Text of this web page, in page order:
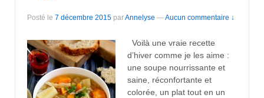
Posté le 7 décembre 2015 parAnnelyse —Aucun commentaire ↓
Voilà une vraie recette
d’hiver comme je les aime :
une soupe nourrissante et
saine, réconfortante et
colorée, un plat tout en un